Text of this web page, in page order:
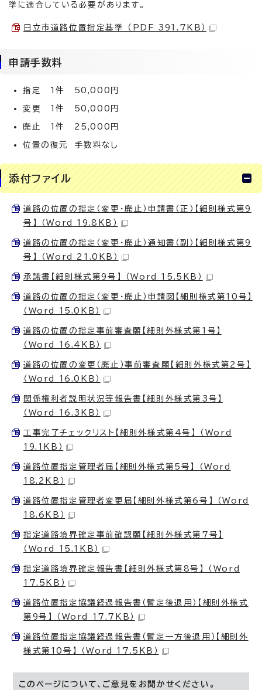
準に適合している必要があります。
日立市道路位置指定基準 （PDF 391.7KB）
申請手数料
指定 1件 50,000円
変更 1件 50,000円
廃止 1件 25,000円
位置の復元 手数料なし
添付ファイル
道路の位置の指定（変更・廃止）申請書（正）【細則様式第9
号】 （Word 19.8KB）
道路の位置の指定（変更・廃止）通知書（副）【細則様式第9
号】 （Word 21.0KB）
承諾書【細則様式第9号】 （Word 15.5KB）
道路の位置の指定（変更・廃止）申請図【細則様式第10号】
（Word 15.0KB）
道路の位置の指定事前審査願【細則外様式第1号】
（Word 16.4KB）
道路の位置の変更（廃止）事前審査願【細則外様式第2号】
（Word 16.0KB）
関係権利者説明状況等報告書【細則外様式第3号】
（Word 16.3KB）
工事完了チェックリスト【細則外様式第4号】 （Word
19.1KB）
道路位置指定管理者届【細則外様式第5号】 （Word
18.2KB）
道路位置指定管理者変更届【細則外様式第6号】 （Word
18.6KB）
指定道路境界確定事前確認願【細則外様式第7号】
（Word 15.1KB）
指定道路境界確定報告書【細則外様式第8号】 （Word
17.5KB）
道路位置指定協議経過報告書（暫定後退用）【細則外様式
第9号】 （Word 17.7KB）
道路位置指定協議経過報告書（暫定一方後退用）【細則外
様式第10号】 （Word 17.5KB）
このページについて、ご意見をお聞かせください。